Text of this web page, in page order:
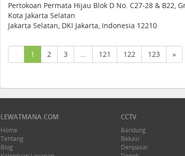
Pertokoan Permata Hijau Blok D No. C27-28 & B22,
Kota Jakarta Selatan
Jakarta Selatan, DKI Jakarta, Indonesia 12210
1 (current)
2 3 ... 121 122 123 »
LEWATMANA.COM
Home
Tentang
Blog
CCTV
Bandung
Bekasi
Denpasar